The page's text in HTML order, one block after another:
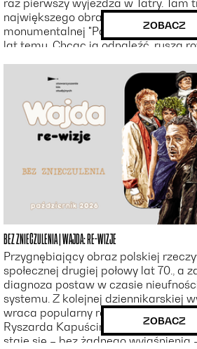
największego obrazu w historii Polski
monumentalnej "Panoramy Tatr",
lat temu. Chcąc ją odnaleźć, rusza
szansę dokonać czegoś wielkiego?
marzyciel odnajdzie cząstkę siebie.
ZOBACZ
BEZ ZNIECZULENIA | WAJDA: RE-WIZJE
Przygnębiający obraz polskiej
społecznej drugiej połowy lat 70., a
diagnoza postaw w czasie
systemu. Z kolejnej dziennikarskiej
wraca popularny reporter –
Ryszarda Kapuścińskiego. Z
staje się – bez żadnego wyjaśnienia
ZOBACZ